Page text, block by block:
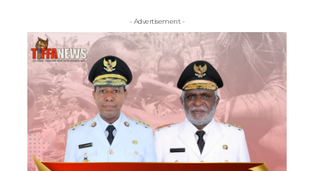
- Advertisement -